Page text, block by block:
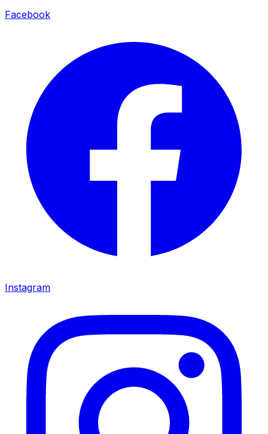
Facebook
Instagram